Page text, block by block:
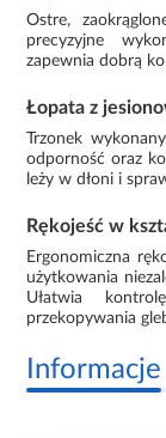
Ostre,
precyzyjne
zapewnia dobrą
Łopata z
Trzonek
odporność oraz
leży w dłoni i
Rękojeść w
Ergonomiczna
użytkowania
Ułatwia
przekopywania
Informacje